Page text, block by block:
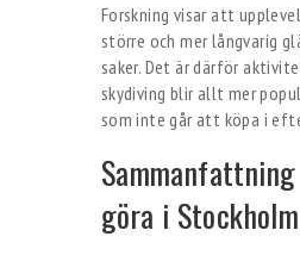
Forskning visar att
större och mer långvarig
saker. Det är därför
skydiving blir allt mer
som inte går att köpa i
göra i